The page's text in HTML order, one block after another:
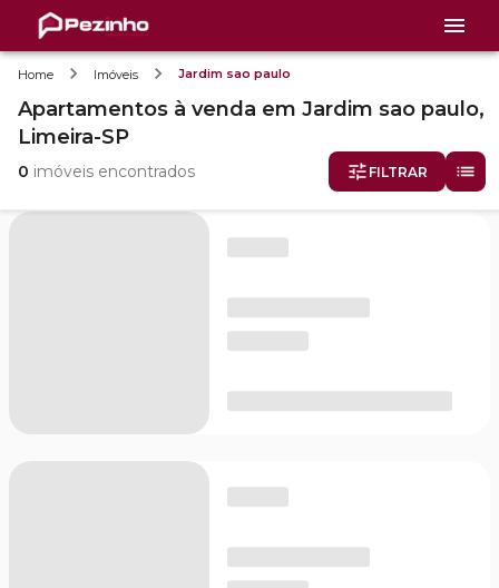
Home Imóveis Jardim sao paulo
Apartamentos à venda em Jardim sao paulo,
Limeira-SP
0 imóveis encontrados FILTRAR